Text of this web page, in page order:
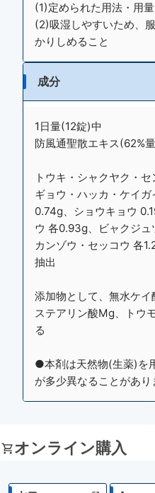
(1)定められた用法・用
(2)吸湿しやすいため、
かりしめること
成分
1日量(12錠)中
防風通聖散エキス(62%
トウキ・シャクヤク・
ギョウ・ハッカ・ケイ
0.74g、ショウキョウ
ウ 各0.93g、ビャクジュ
カンゾウ・セッコウ 各
抽出
添加物として、無水ケイ
ステアリン酸Mg、トウ
る
●本剤は天然物(生薬)を
が多少異なることがあり
オンライン購入